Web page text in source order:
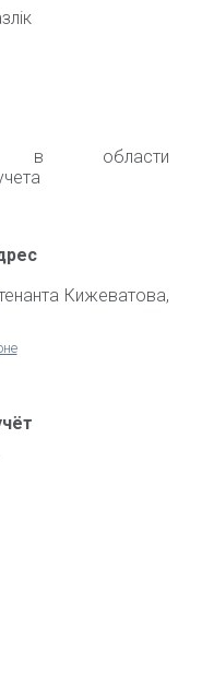
в области
Кижеватова,